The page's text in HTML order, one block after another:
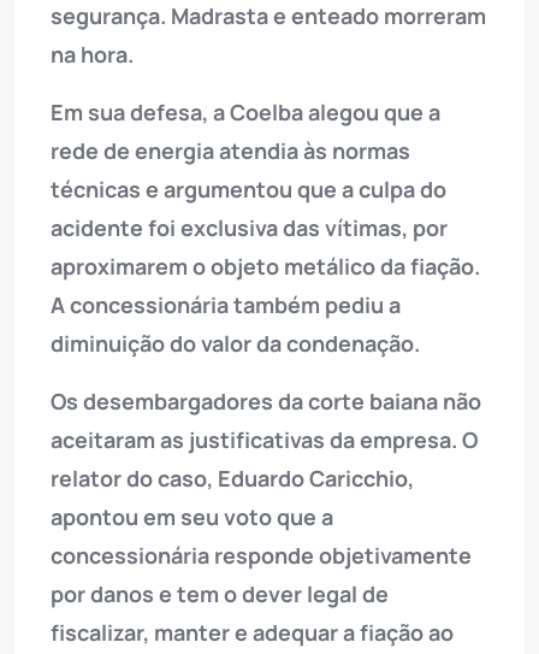
segurança. Madrasta e enteado morreram
na hora.
Em sua defesa, a Coelba alegou que a
rede de energia atendia às normas
técnicas e argumentou que a culpa do
acidente foi exclusiva das vítimas, por
aproximarem o objeto metálico da fiação.
A concessionária também pediu a
diminuição do valor da condenação.
Os desembargadores da corte baiana não
aceitaram as justificativas da empresa. O
relator do caso, Eduardo Caricchio,
apontou em seu voto que a
concessionária responde objetivamente
por danos e tem o dever legal de
fiscalizar, manter e adequar a fiação ao